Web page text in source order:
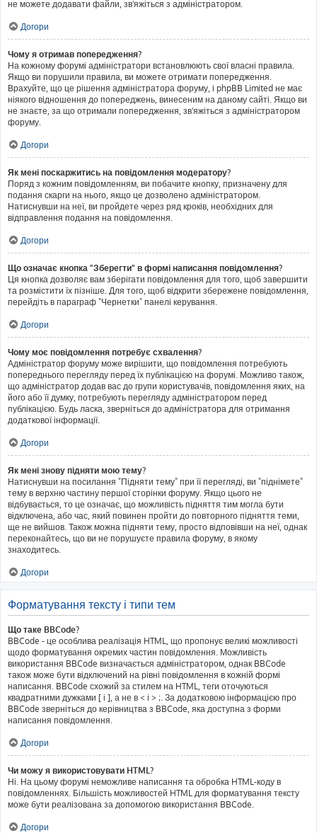
не можете додавати файли, зв'яжіться з адміністратором.
Догори
Чому я отримав попередження?
На кожному форумі адміністратори встановлюють свої власні правила.
Якщо ви порушили правила, ви можете отримати попередження.
Врахуйте, що це рішення адміністратора форуму, і phpBB Limited не має
ніякого відношення до попереджень, винесеним на даному сайті. Якщо ви
не знаєте, за що отримали попередження, зв'яжіться з адміністратором
форуму.
Догори
Як мені поскаржитись на повідомлення модератору?
Поряд з кожним повідомленням, ви побачите кнопку, призначену для
подання скарги на нього, якщо це дозволено адміністратором.
Натиснувши на неї, ви пройдете через ряд кроків, необхідних для
відправлення подання на повідомлення.
Догори
Що означає кнопка "Зберегти" в формі написання повідомлення?
Ця кнопка дозволяє вам зберігати повідомлення для того, щоб завершити
та розмістити їх пізніше. Для того, щоб відкрити збережене повідомлення,
перейдіть в параграф "Чернетки" панелі керування.
Догори
Чому моє повідомлення потребує схвалення?
Адміністратор форуму може вирішити, що повідомлення потребують
попереднього перегляду перед їх публікацією на форумі. Можливо також,
що адміністратор додав вас до групи користувачів, повідомлення яких, на
його або її думку, потребують перегляду адміністратором перед
публікацією. Будь ласка, зверніться до адміністратора для отримання
додаткової інформації.
Догори
Як мені знову підняти мою тему?
Натиснувши на посилання "Підняти тему" при її перегляді, ви "піднімете"
тему в верхню частину першої сторінки форуму. Якщо цього не
відбувається, то це означає, що можливість підняття тим могла бути
відключена, або час, який повинен пройти до повторного підняття теми,
ще не вийшов. Також можна підняти тему, просто відповівши на неї, однак
переконайтесь, що ви не порушуєте правила форуму, в якому
знаходитесь.
Догори
Форматування тексту і типи тем
Що таке BBCode?
BBCode - це особлива реалізація HTML, що пропонує великі можливості
щодо форматування окремих частин повідомлення. Можливість
використання BBCode визначається адміністратором, однак BBCode
також може бути відключений на рівні повідомлення в кожній формі
написання. BBCode схожий за стилем на HTML, теги оточуються
квадратними дужками [ і ], а не в < і > ;. За додатковою інформацією про
BBCode зверніться до керівництва з BBCode, яка доступна з форми
написання повідомлення.
Догори
Чи можу я використовувати HTML?
Ні. На цьому форумі неможливе написання та обробка HTML-коду в
повідомленнях. Більшість можливостей HTML для форматування тексту
може бути реалізована за допомогою використання BBCode.
Догори